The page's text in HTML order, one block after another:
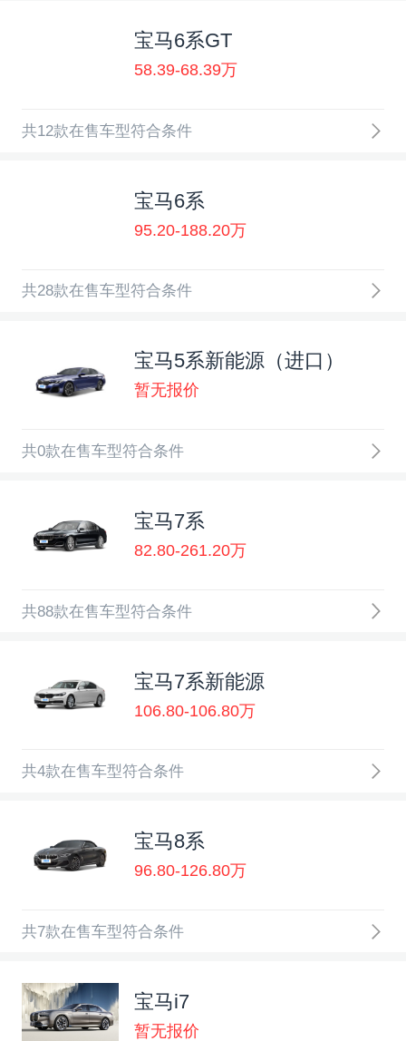
宝马6系GT
58.39-68.39万
共12款在售车型符合条件
宝马6系
95.20-188.20万
共28款在售车型符合条件
宝马5系新能源（进口）
暂无报价
共0款在售车型符合条件
宝马7系
82.80-261.20万
共88款在售车型符合条件
宝马7系新能源
106.80-106.80万
共4款在售车型符合条件
宝马8系
96.80-126.80万
共7款在售车型符合条件
宝马i7
暂无报价